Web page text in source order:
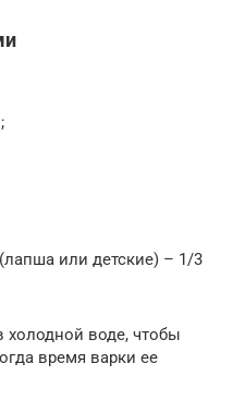
или детские) – 1/3
воде, чтобы
время варки ее